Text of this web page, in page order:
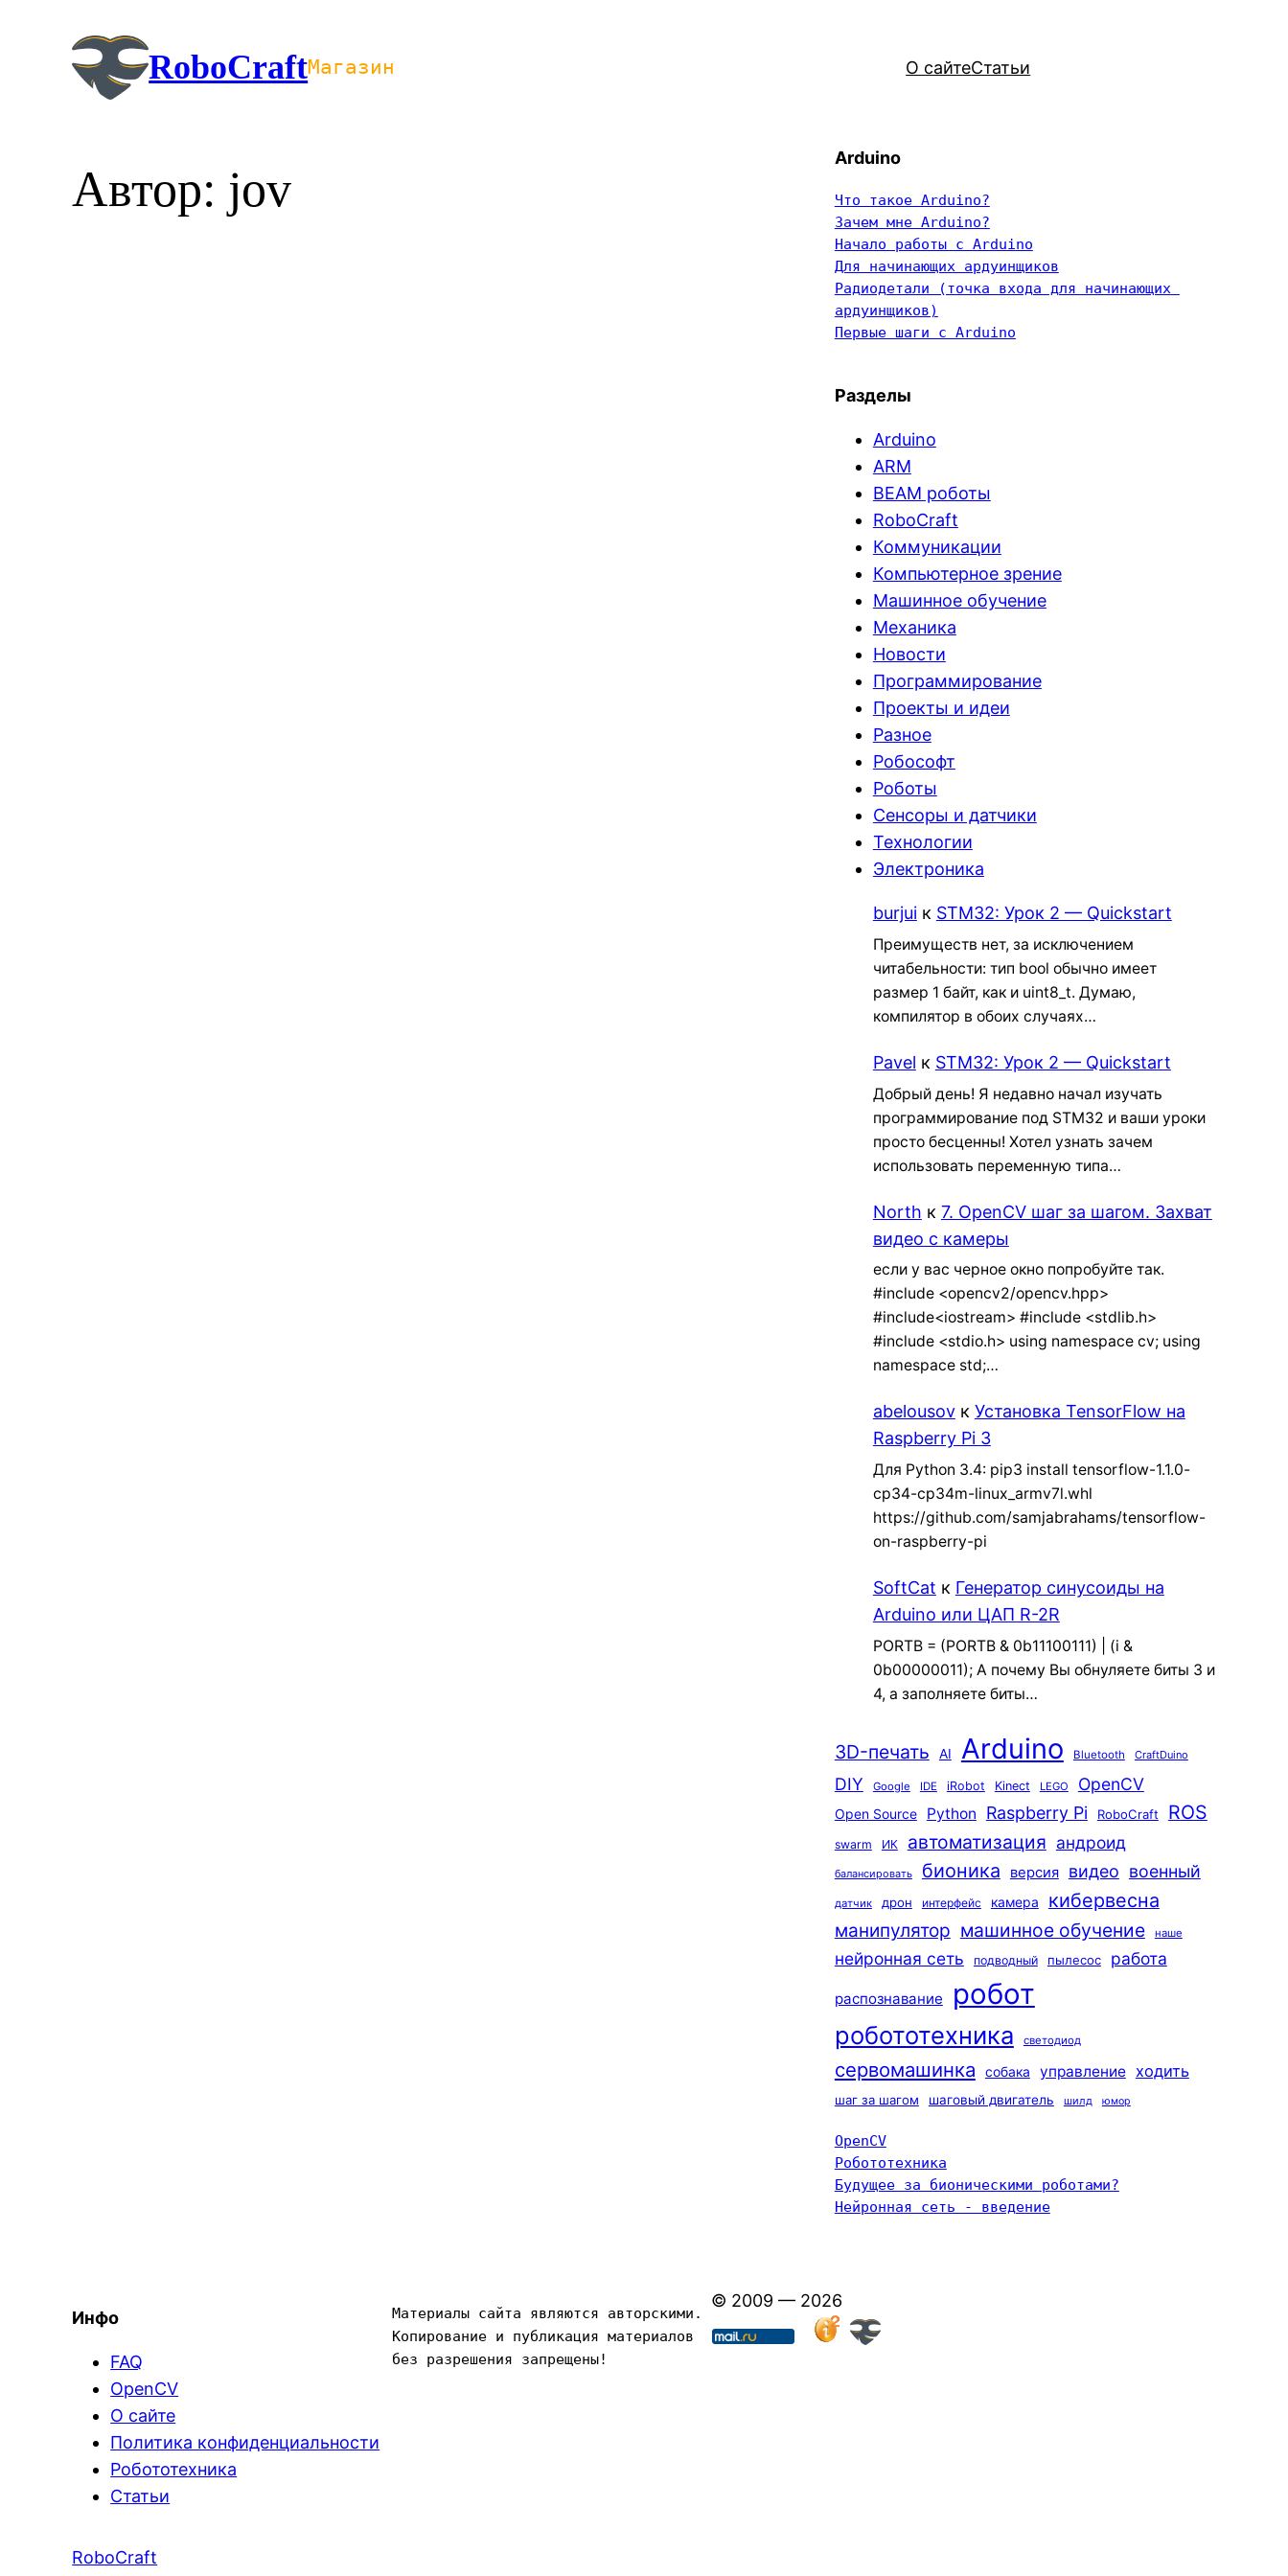
содержимому
RoboCraftМагазин О сайтеСтатьи
Автор: jov
Arduino
Что такое Arduino?
Зачем мне Arduino?
Начало работы с Arduino
Для начинающих ардуинщиков
Радиодетали (точка входа для начинающих
ардуинщиков)
Первые шаги с Arduino
Разделы
Arduino
ARM
BEAM роботы
RoboCraft
Коммуникации
Компьютерное зрение
Машинное обучение
Механика
Новости
Программирование
Проекты и идеи
Разное
Робософт
Роботы
Сенсоры и датчики
Технологии
Электроника
burjuiк STM32: Урок 2 — Quickstart
Преимуществ нет, за исключением
читабельности: тип bool обычно имеет
размер 1 байт, как и uint8_t. Думаю,
компилятор в обоих случаях…
Pavel к STM32: Урок 2 — Quickstart
Добрый день! Я недавно начал изучать
программирование под STM32 и ваши уроки
просто бесценны! Хотел узнать зачем
использовать переменную типа…
North к 7. OpenCV шаг за шагом. Захват
видео с камеры
если у вас черное окно попробуйте так.
#include <opencv2/opencv.hpp>
#include<iostream> #include <stdlib.h>
#include <stdio.h> using namespace cv; using
namespace std;…
abelousovк Установка TensorFlow на
Raspberry Pi 3
Для Python 3.4: pip3 install tensorflow-1.1.0-
cp34-cp34m-linux_armv7l.whl
https://github.com/samjabrahams/tensorflow-
on-raspberry-pi
SoftCat к Генератор синусоиды на
Arduino или ЦАП R-2R
PORTB = (PORTB & 0b11100111) | (i &
0b00000011); А почему Вы обнуляете биты 3 и
4, а заполняете биты…
3D-печать AI Arduino Bluetooth CraftDuino
DIY Google IDE iRobot Kinect LEGO OpenCV
Open Source Python Raspberry Pi RoboCraft ROS
swarm ИК автоматизация андроид
балансировать бионика версия видео военный
датчик дрон интерфейс камера кибервесна
манипулятор машинное обучение наше
нейронная сеть подводный пылесос работа
распознавание робот
робототехника светодиод
сервомашинка собака управление ходить
шаг за шагом шаговый двигатель шилд юмор
OpenCV
Робототехника
Будущее за бионическими роботами?
Нейронная сеть - введение
Инфо
FAQ
OpenCV
О сайте
Политика конфиденциальности
Робототехника
Статьи
Материалы сайта являются авторскими.
Копирование и публикация материалов
без разрешения запрещены!
© 2009 — 2026
RoboCraft